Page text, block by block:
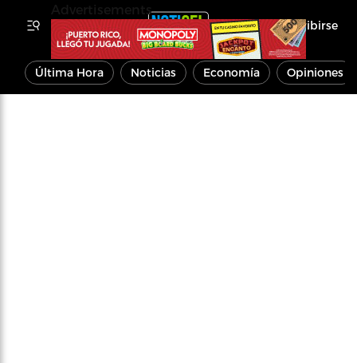
Inscribirse
Última Hora Noticias Economía Opiniones
Advertisements